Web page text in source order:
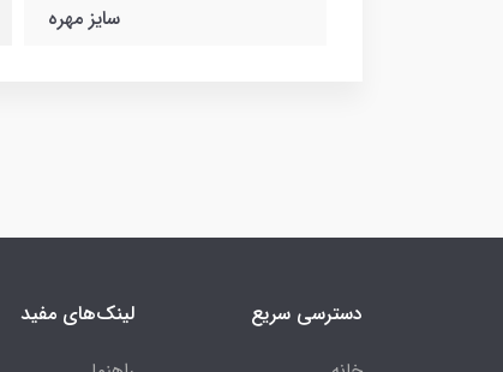
سایز مهره
دسترسی سریع لینک‌های مفید